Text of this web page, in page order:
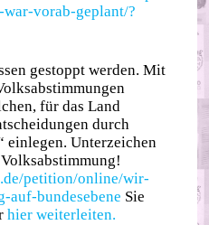
vorab-geplant/?
gestoppt werden. Mit
für das Land
durch
einlegen. Unterzeichen
petition/online/wir-
auf-bundesebene Sie
hier weiterleiten.